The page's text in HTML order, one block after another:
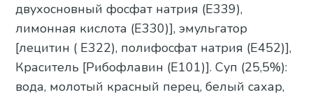
двухосновный фосфат натрия (E339),
лимонная кислота (E330)], эмульгатор
[лецитин ( E322), полифосфат натрия (E452)],
Краситель [Рибофлавин (E101)]. Суп (25,5%):
вода, молотый красный перец, белый сахар,